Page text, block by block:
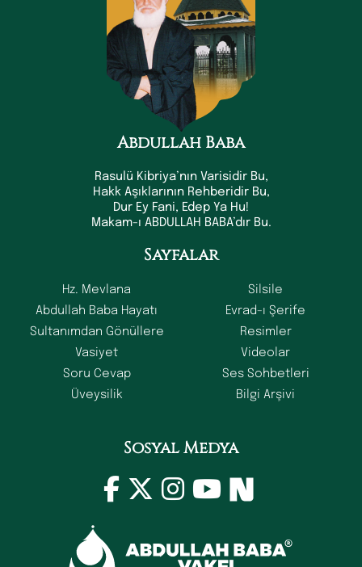
Abdullah Baba
Rasulü Kibriya’nın Varisidir Bu,
Hakk Aşıklarının Rehberidir Bu,
Dur Ey Fani, Edep Ya Hu!
Makam-ı ABDULLAH BABA’dır Bu.
Sayfalar
Hz. Mevlana
Abdullah Baba Hayatı
Sultanımdan Gönüllere
Vasiyet
Soru Cevap
Üveysilik
Silsile
Evrad-ı Şerife
Resimler
Videolar
Ses Sohbetleri
Bilgi Arşivi
Sosyal Medya